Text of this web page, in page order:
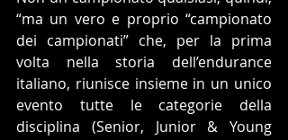
“ma un vero e proprio “campionato
dei campionati” che, per la prima
volta nella storia dell’endurance
italiano, riunisce insieme in un unico
evento tutte le categorie della
disciplina (Senior, Junior & Young